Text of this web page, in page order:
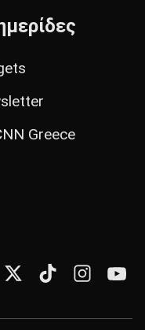
Greece